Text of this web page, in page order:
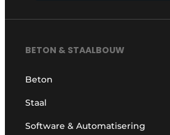
BETON & STAALBOUW
Beton
Staal
Software & Automatisering